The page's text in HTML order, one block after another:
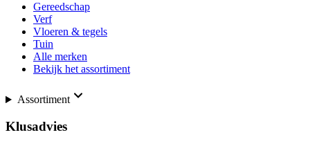
Gereedschap
Verf
Vloeren & tegels
Tuin
Alle merken
Bekijk het assortiment
Assortiment
Klusadvies